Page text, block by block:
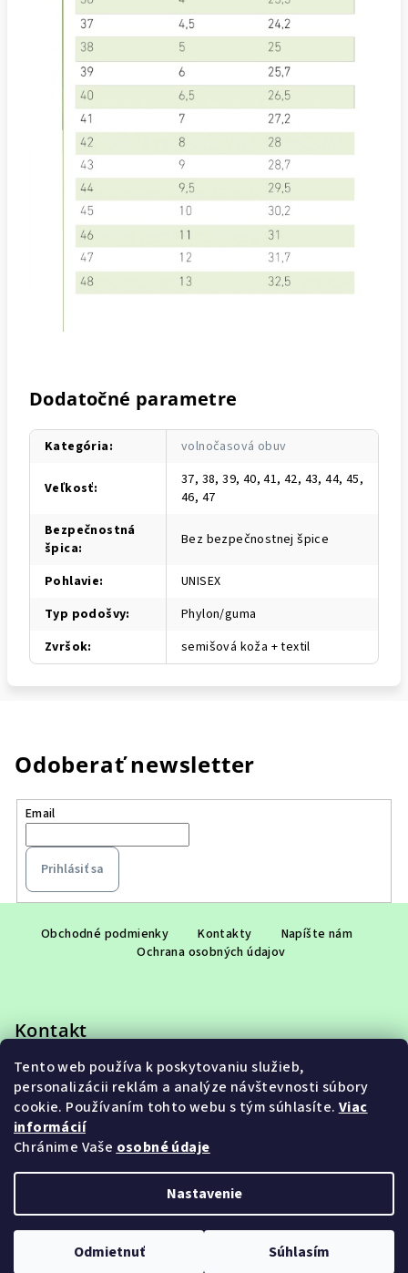
Tento web používa k poskytovaniu služieb,
personalizácii reklám a analýze návštevnosti súbory
cookie. Používaním tohto webu s tým súhlasíte. Viac
informácií
Chránime Vaše osobné údaje
Nastavenie
Odmietnuť Súhlasím
Dodatočné parametre
Kategória: volnočasová obuv
Veľkosť:
37, 38, 39, 40, 41, 42, 43, 44, 45,
46, 47
Bezpečnostná
špica: Bez bezpečnostnej špice
Pohlavie:
UNISEX
Typ podošvy:
Phylon/guma
Zvršok: semišová koža + textil
Odoberať newsletter
Email
Prihlásiť sa
i
Obchodné podmienky Kontakty
Napíšte nám
Ochrana osobných údajov
Kontakt
eshop@adet.sk
+421 948 953 910
Upraviť nastavenie cookies